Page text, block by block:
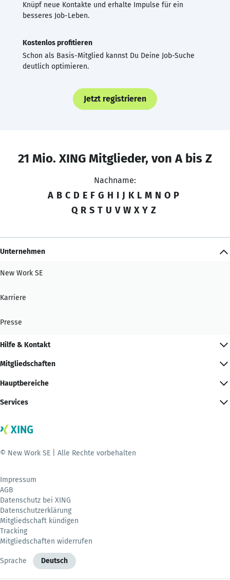
Knüpf neue Kontakte und erhalte Impulse für ein
besseres Job-Leben.
Kostenlos profitieren
Schon als Basis-Mitglied kannst Du Deine Job-Suche
deutlich optimieren.
Jetzt registrieren
21 Mio. XING Mitglieder, von A bis Z
Nachname:
A B C D E F G H I J K L M N O P
Q R S T U V W X Y Z
Unternehmen
New Work SE
Karriere
Presse
Hilfe & Kontakt
Mitgliedschaften
Hauptbereiche
Services
© New Work SE | Alle Rechte vorbehalten
Impressum
AGB
Datenschutz bei XING
Datenschutzerklärung
Mitgliedschaft kündigen
Tracking
Mitgliedschaften widerrufen
Sprache Deutsch